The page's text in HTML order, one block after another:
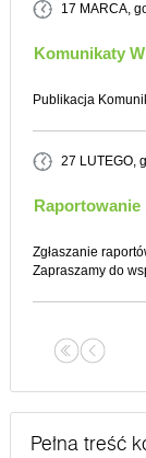
17 MARCA,
Komunikaty
Publikacja
27 LUTEGO,
Raportowanie
Zgłaszanie
Zapraszamy do
Pełna treść